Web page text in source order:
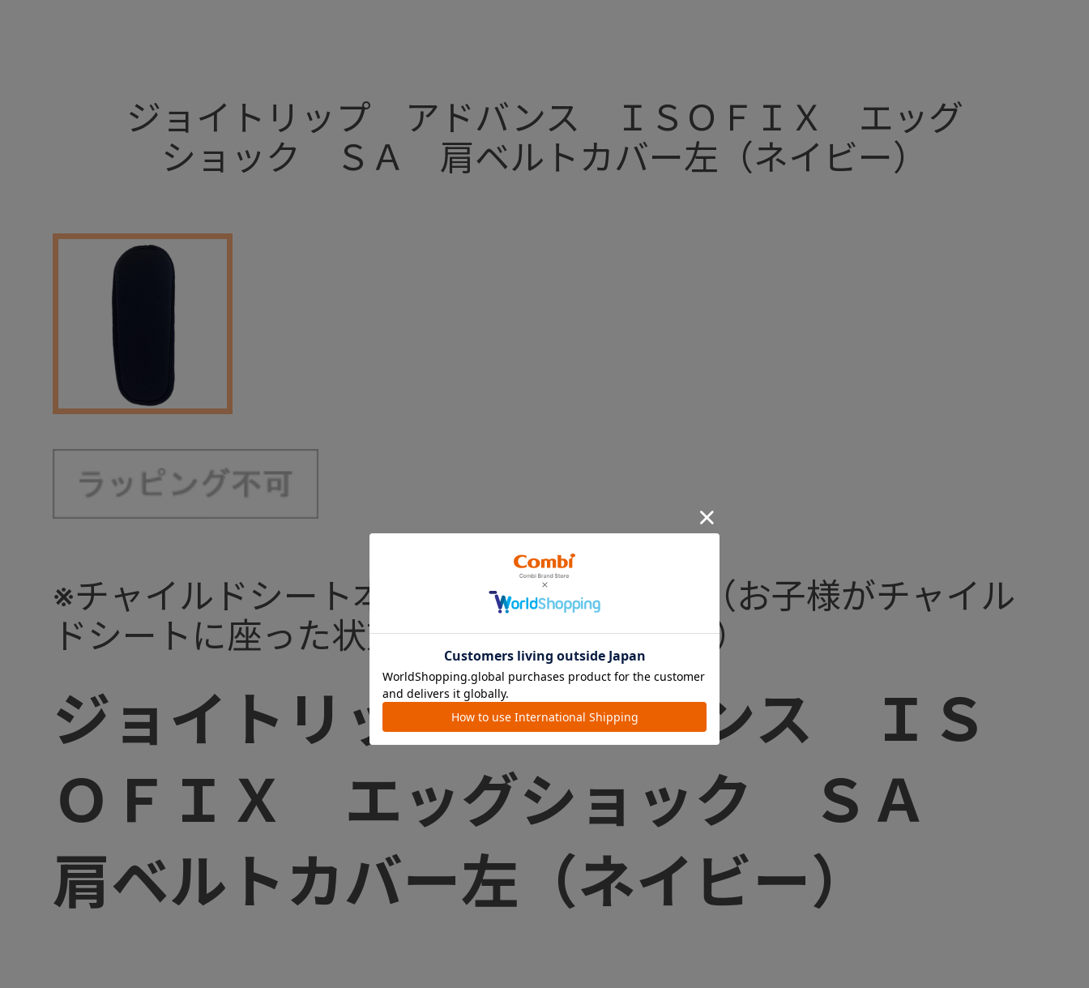
ジョイトリップ アドバンス ＩＳＯＦＩＸ エッグ
ショック ＳＡ 肩ベルトカバー左（ネイビー）
ジョイトリップ アドバンス ＩＳ
ＯＦＩＸ エッグショック ＳＡ
肩ベルトカバー左（ネイビー）
※チャイルドシート本体正面から見て左側（お子様がチャイル
ドシートに座った状態で右手側となります）